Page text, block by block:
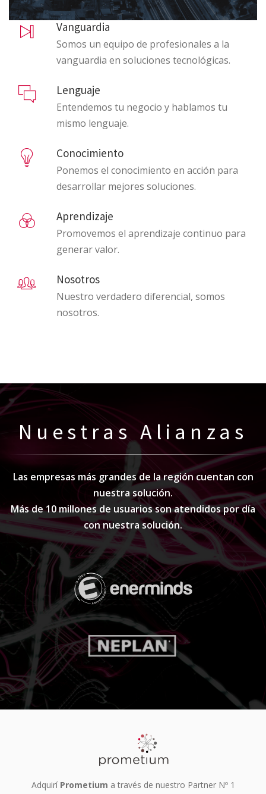
Vanguardia
Somos un equipo de profesionales a la
vanguardia en soluciones tecnológicas.
Lenguaje
Entendemos tu negocio y hablamos tu
mismo lenguaje.
Conocimiento
Ponemos el conocimiento en acción para
desarrollar mejores soluciones.
Aprendizaje
Promovemos el aprendizaje continuo para
generar valor.
Nosotros
Nuestro verdadero diferencial, somos
nosotros.
Nuestras Alianzas
Las empresas más grandes de la región cuentan con
nuestra solución.
Más de 10 millones de usuarios son atendidos por día
con nuestra solución.
Adquirí Prometium a través de nuestro Partner Nº 1